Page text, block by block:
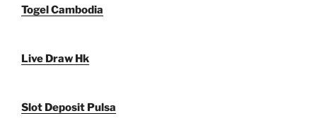
Togel Cambodia
Live Draw Hk
Slot Deposit Pulsa